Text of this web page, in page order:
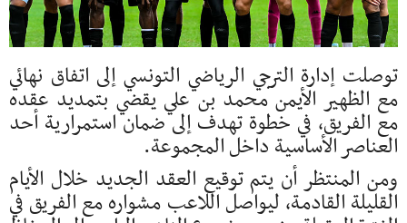
توصلت إدارة الترجي الرياضي التونسي إلى اتفاق نهائي
مع الظهير الأيمن محمد بن علي يقضي بتمديد عقده
مع الفريق، في خطوة تهدف إلى ضمان استمرارية أحد
العناصر الأساسية داخل المجموعة.
ومن المنتظر أن يتم توقيع العقد الجديد خلال الأيام
القليلة القادمة، ليواصل اللاعب مشواره مع الفريق في